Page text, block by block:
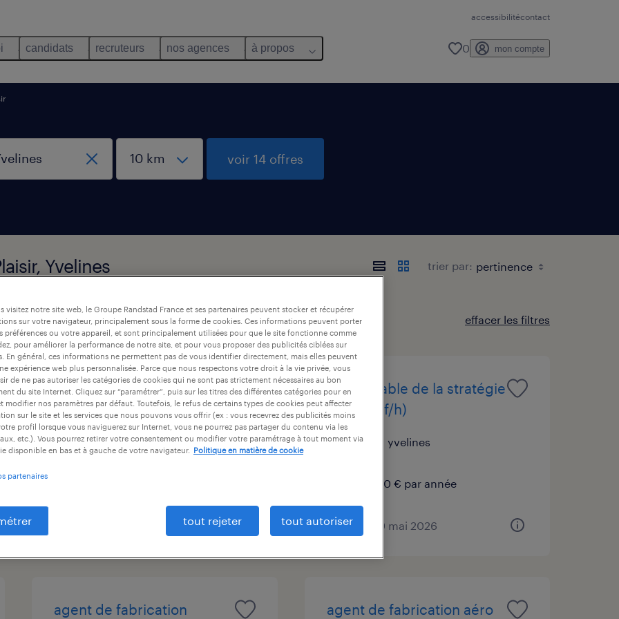
accessibilitécontact
candidats recruteurs nos agences à propos 0 mon compte
voir 14 offres
Yvelines trier par:
durée du contrat niveau d'expérience effacer les filtres
assistant adv (f/h)
plaisir, yvelines
intérim
responsable de la stratégie
digitale (f/h)
plaisir, yvelines
50 000 € par année
publié le 19 mai 2026
agent de fabrication
agent de fabrication aéro
visitez notre site web, le Groupe Randstad France et ses partenaires peuvent stocker et récupérer
sur votre navigateur, principalement sous la forme de cookies. Ces informations peuvent porter
préférences ou votre appareil, et sont principalement utilisées pour que le site fonctionne comme
pour améliorer la performance de notre site, et pour vous proposer des publicités ciblées sur
En général, ces informations ne permettent pas de vous identifier directement, mais elles peuvent
expérience web plus personnalisée. Parce que nous respectons votre droit à la vie privée, vous
de ne pas autoriser les catégories de cookies qui ne sont pas strictement nécessaires au bon
du site Internet. Cliquez sur “paramétrer”, puis sur les titres des différentes catégories pour en
modifier nos paramètres par défaut. Toutefois, le refus de certains types de cookies peut affecter
sur le site et les services que nous pouvons vous offrir (ex : vous recevrez des publicités moins
profil lorsque vous naviguerez sur Internet, vous ne pourrez pas partager du contenu via les
etc.). Vous pourrez retirer votre consentement ou modifier votre paramétrage à tout moment via
disponible en bas et à gauche de votre navigateur.
Politique en matière de cookie
partenaires
tout rejeter tout autoriser